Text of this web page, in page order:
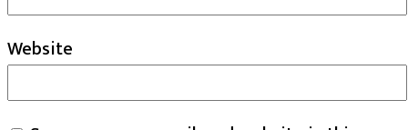
Website